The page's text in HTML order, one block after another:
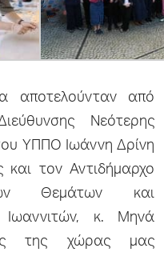
αποτελούνταν από
Νεότερης
ΥΠΠΟ Ιωάννη Δρίνη
τον Αντιδήμαρχο
Θεμάτων και
κ. Μηνά
της χώρας μας